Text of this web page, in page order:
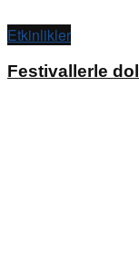
Etkinlikler
Festivallerle